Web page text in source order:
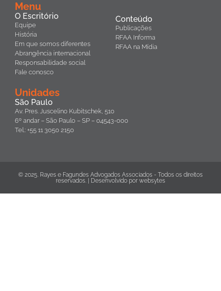
Menu
O Escritório
Equipe
História
Em que somos diferentes
Abrangência internacional
Responsabilidade social
Fale conosco
Conteúdo
Publicações
RFAA Informa
RFAA na Mídia
Unidades
São Paulo
Av. Pres. Juscelino Kubitschek, 510
6º andar – São Paulo – SP – 04543-000
Tel.: +55 11 3050 2150
© 2025. Rayes e Fagundes Advogados Associados - Todos os direitos
reservados. | Desenvolvido por websytes